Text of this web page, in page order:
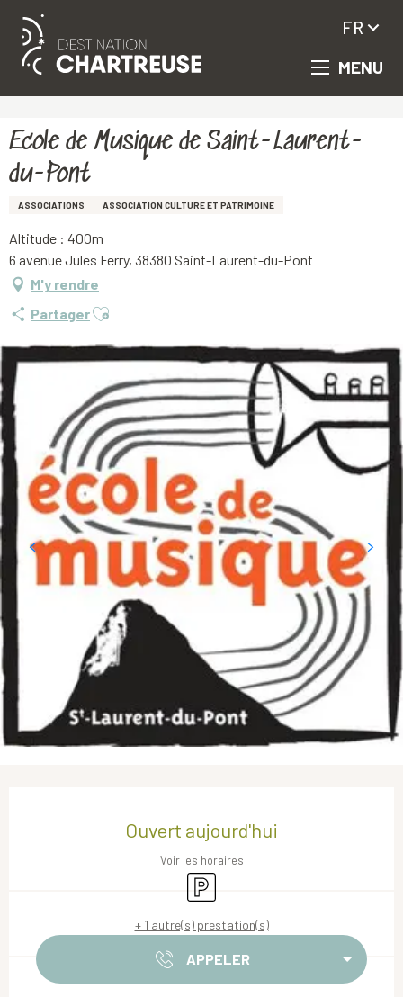
Aller
principal
MENU
FR
Ecole de Musique de Saint-Laurent-
du-Pont
ASSOCIATIONS ASSOCIATION CULTURE ET PATRIMOINE
Altitude : 400m
6 avenue Jules Ferry, 38380 Saint-Laurent-du-Pont
M'y rendre
PartagerAjouter aux favoris
Ouvert aujourd'hui
Voir les horaires
Parking
+ 1 autre(s) prestation(s)
APPELER